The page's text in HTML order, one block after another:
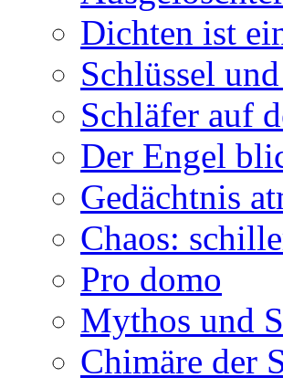
Dichten ist
Schlüssel
Schläfer auf
Der Engel
Gedächtnis
Chaos:
Pro domo
Mythos und
Chimäre der